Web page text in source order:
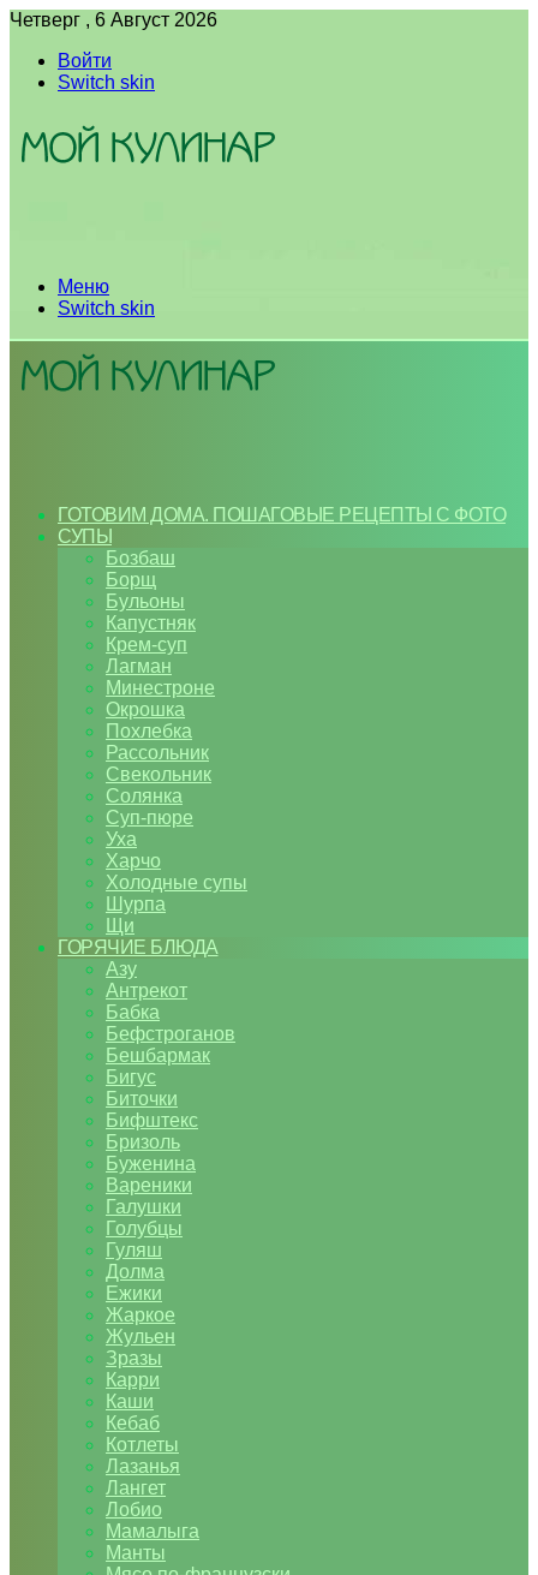
Четверг , 6 Август 2026
Войти
Switch skin
Меню
Switch skin
ГОТОВИМ ДОМА. ПОШАГОВЫЕ РЕЦЕПТЫ С ФОТО
СУПЫ
Бозбаш
Борщ
Бульоны
Капустняк
Крем-суп
Лагман
Минестроне
Окрошка
Похлебка
Рассольник
Свекольник
Солянка
Суп-пюре
Уха
Харчо
Холодные супы
Шурпа
Щи
ГОРЯЧИЕ БЛЮДА
Азу
Антрекот
Бабка
Бефстроганов
Бешбармак
Бигус
Биточки
Бифштекс
Бризоль
Буженина
Вареники
Галушки
Голубцы
Гуляш
Долма
Ежики
Жаркое
Жульен
Зразы
Карри
Каши
Кебаб
Котлеты
Лазанья
Лангет
Лобио
Мамалыга
Манты